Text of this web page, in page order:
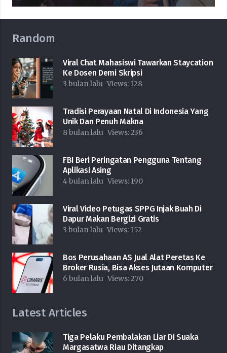
Random
Viral Chat Mahasiswi Tawarkan Staycation
Ke Dosen Demi Skripsi
3 bulan lalu Views: 128
Tradisi Perayaan Natal Di Indonesia Yang
Unik Dan Penuh Makna
8 bulan lalu Views:236
FBI Beri Peringatan Pengguna Tentang
Aplikasi Asing
4 bulan lalu Views: 190
Viral Video Petugas SPPG Injak Buah Di
Dapur Makan Bergizi Gratis
3 bulan lalu Views: 152
Bos Perusahaan AS Jual Alat Peretas Ke
Broker Rusia, Bisa Akses Jutaan Komputer
6 bulan lalu Views:270
Latest Articles
Tiga Pelaku Pembalakan Liar Di Suaka
Margasatwa Riau Ditangkap